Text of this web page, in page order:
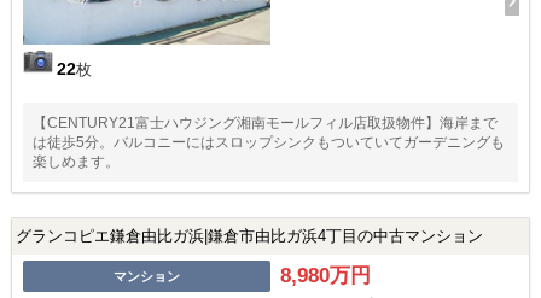
22枚
【CENTURY21富士ハウジング湘南モールフィル店取扱物件】海岸まで
は徒歩5分。バルコニーにはスロップシンクもついていてガーデニングも
楽しめます。
グランコピエ鎌倉由比ガ浜|鎌倉市由比ガ浜4丁目の中古マンション
マンション 8,980万円